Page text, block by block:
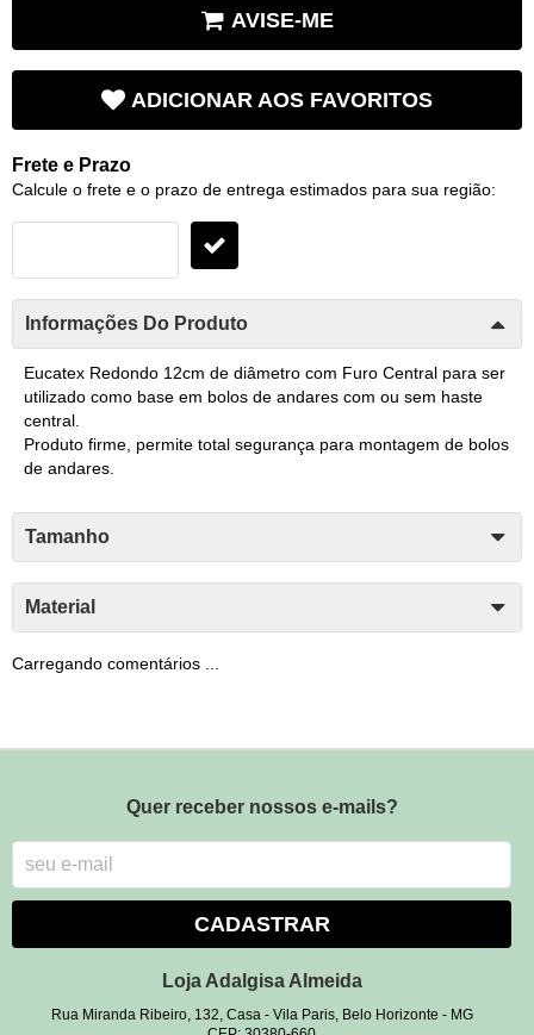
AVISE-ME
ADICIONAR AOS FAVORITOS
Frete e Prazo
Calcule o frete e o prazo de entrega estimados para sua região:
Informações Do Produto
Eucatex Redondo 12cm de diâmetro com Furo Central para ser
utilizado como base em bolos de andares com ou sem haste
central.
Produto firme, permite total segurança para montagem de bolos
de andares.
Tamanho
Material
Carregando comentários ...
Quer receber nossos e-mails?
CADASTRAR
Loja Adalgisa Almeida
Rua Miranda Ribeiro, 132, Casa- Vila Paris, Belo Horizonte - MG